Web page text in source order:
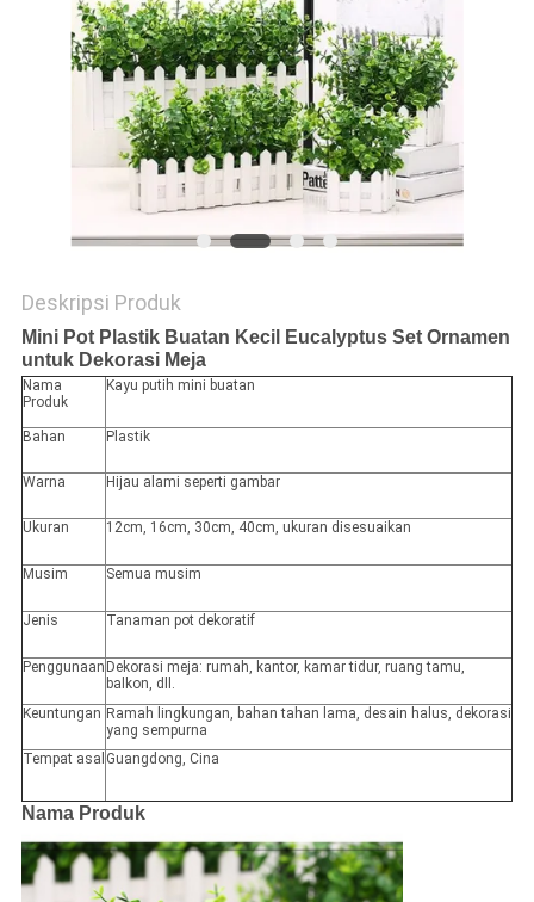
SITEMAP
KEBIJAKAN
PRIVASI
Deskripsi Produk
Mini Pot Plastik Buatan Kecil Eucalyptus Set Ornamen
untuk Dekorasi Meja
Nama
Produk
Kayu putih mini buatan
Bahan Plastik
Warna Hijau alami seperti gambar
Ukuran 12cm, 16cm, 30cm, 40cm, ukuran disesuaikan
Musim Semua musim
Jenis Tanaman pot dekoratif
Penggunaan Dekorasi meja: rumah, kantor, kamar tidur, ruang tamu,
balkon, dll.
Keuntungan Ramah lingkungan, bahan tahan lama, desain halus, dekorasi
yang sempurna
Tempat asal Guangdong, Cina
Nama Produk